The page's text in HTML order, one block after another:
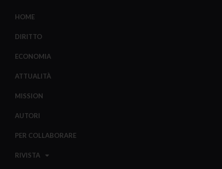
HOME
DIRITTO
ECONOMIA
ATTUALITÀ
MISSION
AUTORI
PER COLLABORARE
RIVISTA